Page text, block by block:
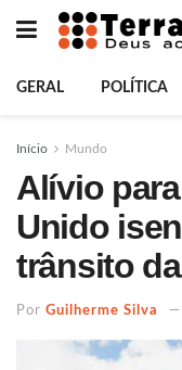
GERAL POLÍTICA
Início Mundo
Alívio
Unido
trânsito
Por Guilherme Silva